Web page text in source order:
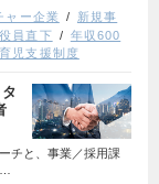
ャー企業
新規事
員直下
年収600
育児支援制度
チと、事業／採用課